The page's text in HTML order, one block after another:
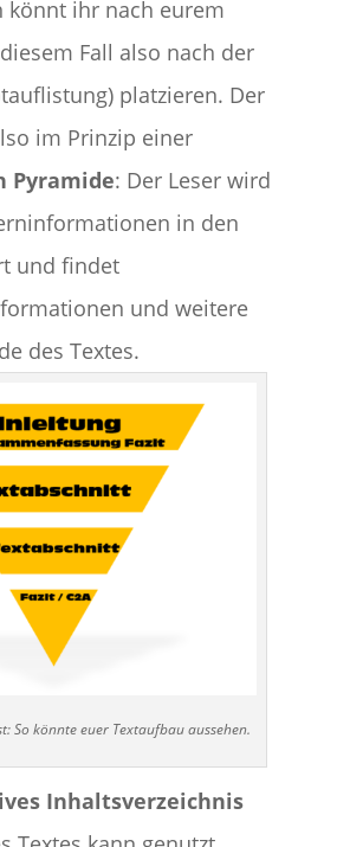
könnt ihr nach eurem
Fall also nach der
platzieren. Der
im Prinzip einer
Pyramide: Der Leser wird
in den
und findet
und weitere
des Textes.
So könnte euer Textaufbau aussehen.
Inhaltsverzeichnis